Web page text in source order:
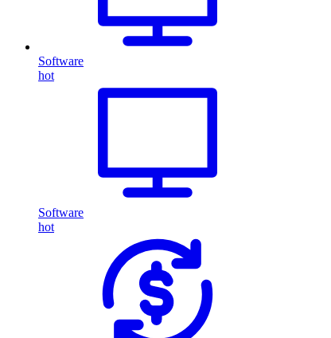
Software
hot
Software
hot